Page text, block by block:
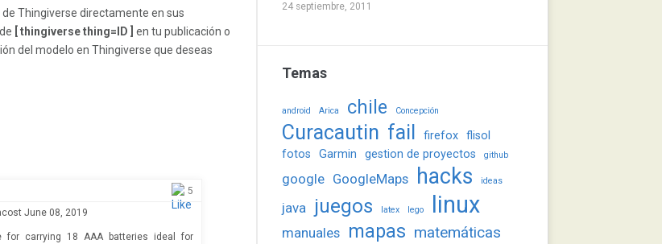
Thingiverse directamente en sus
[ thingiverse thing=ID ]
en tu publicación o
del modelo en Thingiverse que deseas
5
June 08, 2019
for carrying 18 AAA batteries ideal for
24 septiembre, 2011
Temas
android Arica chile Concepción
Curacautin fail firefox flisol
fotos
Garmin gestion de proyectos github
google GoogleMaps hacks ideas
java juegos latex lego linux
manuales mapas matemáticas